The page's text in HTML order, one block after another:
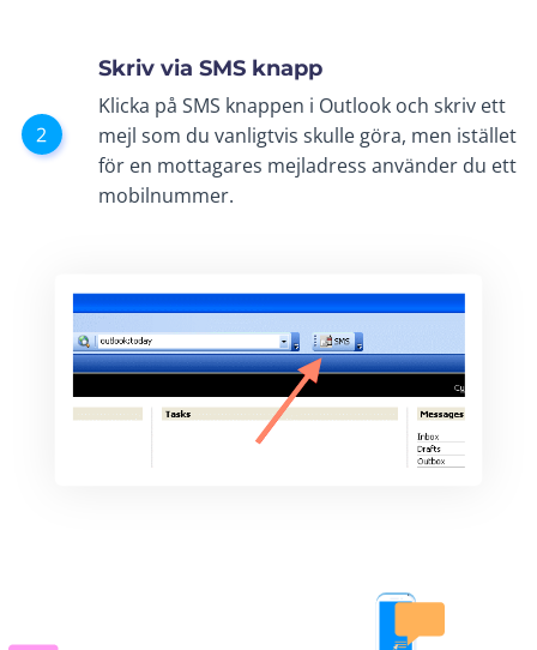
Skriv via SMS knapp
Klicka på SMS knappen i Outlook och skriv ett
mejl som du vanligtvis skulle göra, men istället
för en mottagares mejladress använder du ett
mobilnummer.